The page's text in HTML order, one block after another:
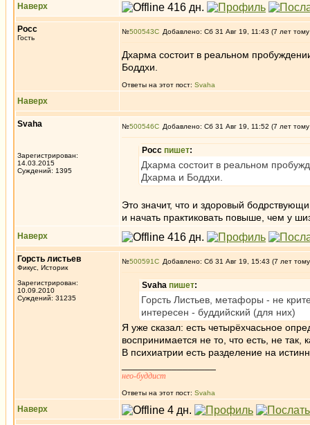
Наверх
Росс
Гость
№500543 Добавлено: Сб 31 Авг 19, 11:43 (7 лет
Дхарма состоит в реальном
Боддхи.
Ответы на этот пост: Svaha
Наверх
Svaha
Зарегистрирован:
14.03.2015
Суждений: 1395
№500546 Добавлено: Сб 31 Авг 19, 11:52 (7 лет
Росс пишет:
Дхарма состоит в реальном
Дхарма и Боддхи.
Это значит, что и здоровый
и начать практиковать повыше, чем у
Наверх
Горсть листьев
Фикус, Историк
Зарегистрирован:
10.09.2010
Суждений: 31235
№500591 Добавлено: Сб 31 Авг 19, 15:43 (7 лет
Svaha пишет:
Горсть Листьев, метафоры - не
интересен - буддийский (для них)
Я уже сказал: есть четырёхчасьное
воспринимается не то, что есть, не так,
В психиатрии есть разделение на
нео-буддист
Ответы на этот пост: Svaha
Наверх